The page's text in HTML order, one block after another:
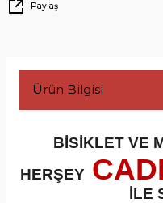
Paylaş
Ürün Bilgisi
BİSİKLET VE
HERŞEY
İLE